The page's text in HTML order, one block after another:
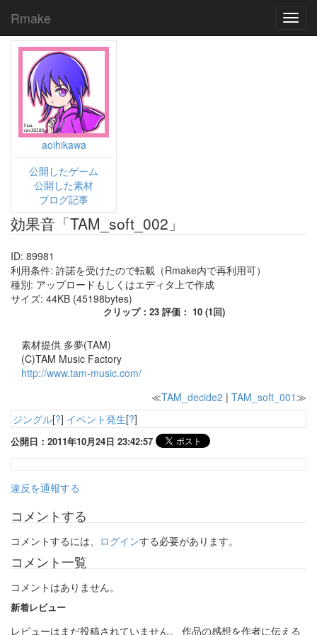
Rmake
aoihikawa
公開したゲーム
公開した素材
ブログ記事
効果音「TAM_soft_002」
ID: 89981
利用条件: 許諾を受けたので転載（Rmake内で再利用可）
種別: アップロードもしくはエディタ上で作成
サイズ: 44KB (45198bytes)
クリップ：23 評価： 10 (1回)
素材提供 多夢(TAM)
(C)TAM Music Factory
http://www.tam-music.com/
≪TAM_decide2 | TAM_soft_001≫
ジングル[?] イベント発生[?]
公開日：2011年10月24日 23:42:57
違反を通報する
コメントする
コメントするには、 ログインする必要があります。
コメント一覧
コメントはありません。
新着レビュー
レビューはまだ投稿されていません。 作品の感想を作者に伝える